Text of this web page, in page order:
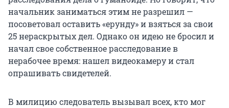
начальник заниматься этим не разрешил —
посоветовал оставить «ерунду» и взяться за свои
25 нераскрытых дел. Однако он идею не бросил и
начал свое собственное расследование в
нерабочее время: нашел видеокамеру и стал
опрашивать свидетелей.
В милицию следователь вызывал всех, кто мог